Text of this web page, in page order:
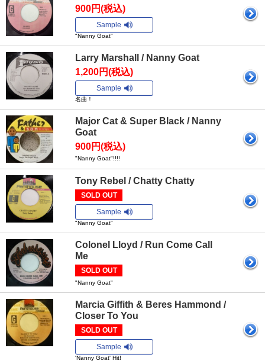
900円(税込)
Sample
"Nanny Goat"
Larry Marshall / Nanny Goat
1,200円(税込)
Sample
名曲！
Major Cat & Super Black / Nanny
Goat
900円(税込)
"Nanny Goat"!!!!
Tony Rebel / Chatty Chatty
SOLD OUT
Sample
"Nanny Goat"
Colonel Lloyd / Run Come Call
Me
SOLD OUT
"Nanny Goat"
Marcia Giffith & Beres Hammond /
Closer To You
SOLD OUT
Sample
'Nanny Goat' Hit!